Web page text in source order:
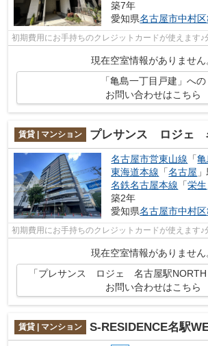
築7年
愛知県名古屋市中村区
初期費用にお手持ちのクレジットカードが使えます♪
現在空室情報がありません
「亀島一丁目戸建」への
お問い合わせはこちら
賃貸 | マンション プレサンス ロジェ 名古屋駅
名古屋市営東山線 「
東海道本線 「名古屋
名鉄名古屋本線 「栄生
築2年
愛知県名古屋市中村区
初期費用にお手持ちのクレジットカードが使えます♪
現在空室情報がありません
「プレサンス ロジェ 名古屋駅
お問い合わせはこちら
賃貸 | マンション S-RESIDENCE名駅